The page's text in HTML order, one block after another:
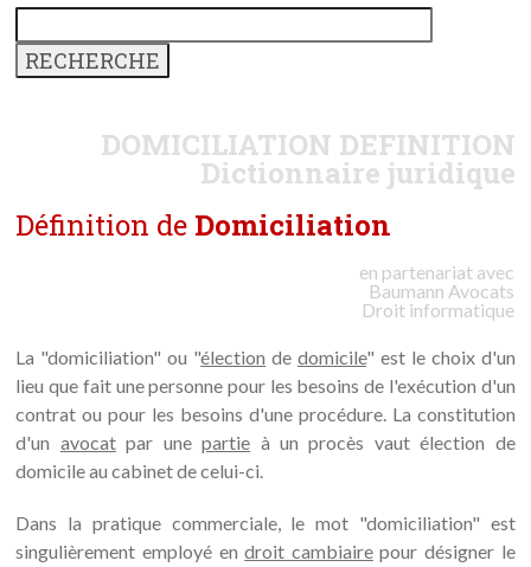
DOMICILIATION DEFINITION
Dictionnaire juridique
Définition de Domiciliation
en partenariat avec
Baumann Avocats
Droit informatique
La "domiciliation" ou "élection de domicile" est le choix d'un
lieu que fait une personne pour les besoins de l'exécution d'un
contrat ou pour les besoins d'une procédure. La constitution
d'un avocatpar unepartie à un procès vaut élection de
domicile au cabinet de celui-ci.
Dans la pratique commerciale, le mot "domiciliation" est
singulièrement employé endroit cambiairepour désigner le